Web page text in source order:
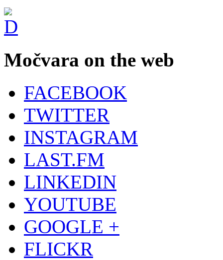
Močvara on the web
FACEBOOK
TWITTER
INSTAGRAM
LAST.FM
LINKEDIN
YOUTUBE
GOOGLE +
FLICKR